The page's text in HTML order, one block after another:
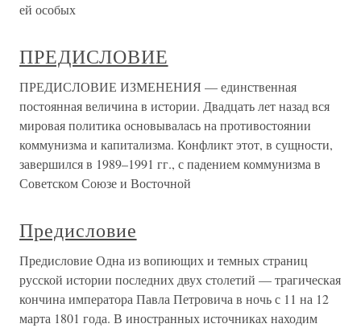
ей особых
ПРЕДИСЛОВИЕ
ПРЕДИСЛОВИЕ ИЗМЕНЕНИЯ — единственная
постоянная величина в истории. Двадцать лет назад вся
мировая политика основывалась на противостоянии
коммунизма и капитализма. Конфликт этот, в сущности,
завершился в 1989–1991 гг., с падением коммунизма в
Советском Союзе и Восточной
Предисловие
Предисловие Одна из вопиющих и темных страниц
русской истории последних двух столетий — трагическая
кончина императора Павла Петровича в ночь с 11 на 12
марта 1801 года. В иностранных источниках находим